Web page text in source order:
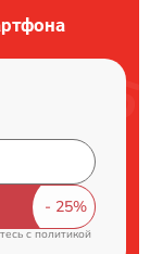
c политикой